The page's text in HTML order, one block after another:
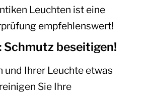
Leuchten ist eine
empfehlenswert!
Schmutz beseitigen!
und Ihrer Leuchte etwas
Sie Ihre